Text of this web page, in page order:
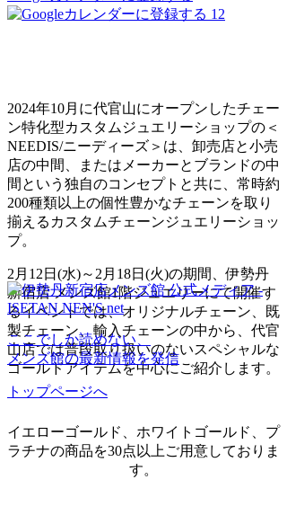
12
2024年10月に代官山にオープンしたチェー
ン特化型カスタムジュエリーショップの＜
NEEDIS/ニーディーズ＞は、卸売店と小売
店の中間、またはメーカーとブランドの中
間という独自のコンセプトと共に、常時約
200種類以上の個性豊かなチェーンを取り
揃えるカスタムチェーンジュエリーショッ
プ。
2月12日(水)～2月18日(火)の期間、伊勢丹
新宿店 メンズ館1階ジュエリーにて開催す
るイベントでは、オリジナルチェーン、既
製チェーン、輸入チェーンの中から、代官
山店では普段取り扱いのないスペシャルな
ゴールドアイテムを中心にご紹介します。
イエローゴールド、ホワイトゴールド、プ
ラチナの商品を30点以上ご用意しておりま
す。
ここでしか読めない、
メンズ館の最新情報を発信
トップページへ